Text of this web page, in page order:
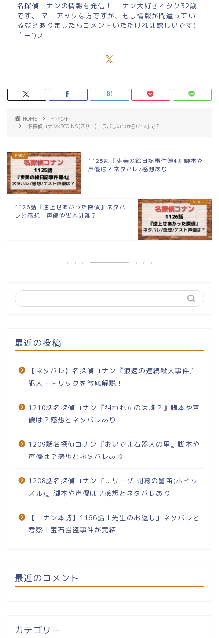
名探偵コナンの情報を発信！ コナン大好きオタク32歳
です。 マニアックな方ですが、もし情報が間違ってい
るなどありましたらコメントいただければ嬉しいです(
｀ー´)ノ
HOME
イベント
名探偵コナン×3COINS(スリコ)コラボはいつからいつまで？
1125話『歩美の絵日記事件簿4』脚本や
声優は？ネタバレ/感想あり
1126話『逆上せあがった探偵』ネタバ
レと感想！声優や脚本は誰？
最近の投稿
【ネタバレ】名探偵コナン『浪速の連続殺人事件』
犯人・トリックを徹底解説！
1210話名探偵コナン『狙われたのは誰？』脚本や声
優は？感想とネタバレあり
1209話名探偵コナン『おいでよ石器人の里』脚本や
声優は？感想とネタバレあり
1208話名探偵コナン『Ｊリーグ 開幕の警笛(ホイッ
スル)』脚本や声優は？感想とネタバレあり
【コナン本誌】1166話「先生のお返し」ネタバレと
考察！宝石強盗事件が完結
最近のコメント
カテゴリー